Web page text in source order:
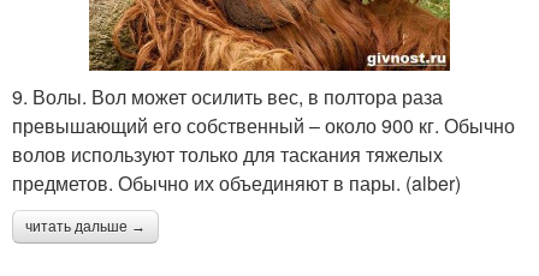
9. Волы. Вол может осилить вес, в полтора раза
превышающий его собственный – около 900 кг. Обычно
волов используют только для таскания тяжелых
предметов. Обычно их объединяют в пары. (alber)
читать дальше →